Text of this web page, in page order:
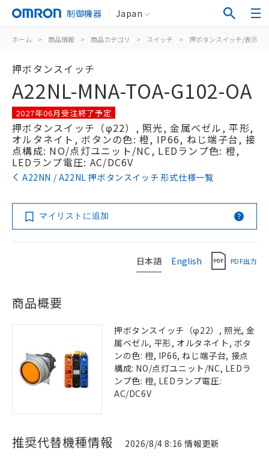
制御機器 Japan
ホーム > 商品情報 > 商品カテゴリ > スイッチ > 押ボタンスイッチ/表示灯
押ボタンスイッチ
A22NL-MNA-TOA-G102-OA
2027年06月受注終了予定
押ボタンスイッチ（φ22）, 照光, 金属ベゼル, 平形,
オルタネイト, ボタンの色: 橙, IP66, ねじ端子台, 接
点構成: NO/点灯ユニット/NC, LEDランプ色: 橙,
LEDランプ電圧: AC/DC6V
A22NN / A22NL 押ボタンスイッチ 形式仕様一覧
マイリストに追加
日本語 English PDF出力
商品概要
押ボタンスイッチ（φ22）, 照光, 金
属ベゼル, 平形, オルタネイト, ボタ
ンの色: 橙, IP66, ねじ端子台, 接点
構成: NO/点灯ユニット/NC, LEDラ
ンプ色: 橙, LEDランプ電圧:
AC/DC6V
推奨代替機種情報 2026/8/4 8:16 情報更新